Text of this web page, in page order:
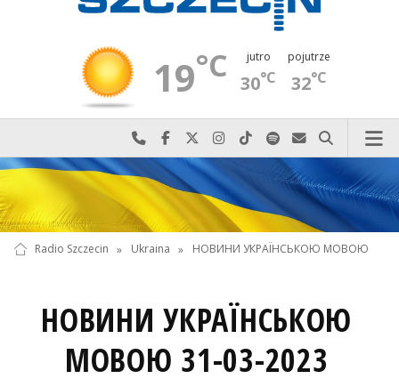
19°C jutro
30°C
pojutrze
32°C
Najlepiej po prostu do nas zadzwoń
Odwiedź nas na Facebook-u
Odwiedź nas na X
Odwiedź nas na Instagram-ie
Odwiedź nas na TikTok-u
Szukaj nas na Spotify
Wyślij do nas
Szukaj
Radio Szczecin » Ukraina » НОВИНИ УКРАЇНСЬКОЮ МОВОЮ
НОВИНИ УКРАЇНСЬКОЮ
МОВОЮ 31-03-2023